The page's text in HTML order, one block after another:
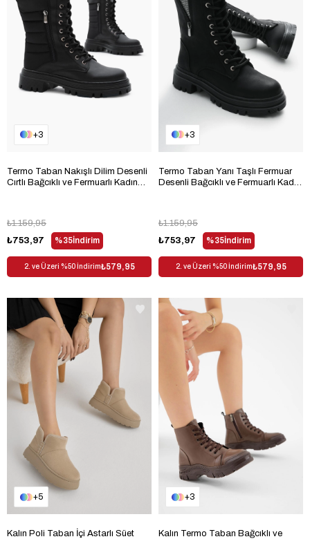
3
Termo Taban Nakışlı Dilim Desenli
Cırtlı Bağcıklı ve Fermuarlı Kadın
%35İndirim
₺753,97
₺1.159,95
2. ve Üzeri %50 İndirim₺579,95
3
Termo Taban Yanı Taşlı Fermuar
Desenli Bağcıklı ve Fermuarlı Kadın
%35İndirim
₺753,97
₺1.159,95
2. ve Üzeri %50 İndirim₺579,95
5
Kalın Poli Taban İçi Astarlı Süet
3
Kalın Termo Taban Bağcıklı ve